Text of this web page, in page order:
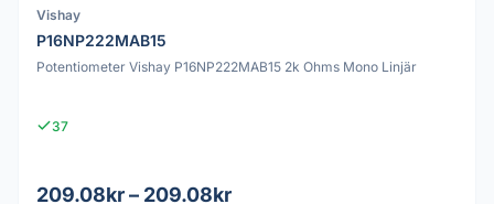
Vishay
P16NP222MAB15
Potentiometer Vishay P16NP222MAB15 2k Ohms Mono Linjär
37
209.08kr – 209.08kr